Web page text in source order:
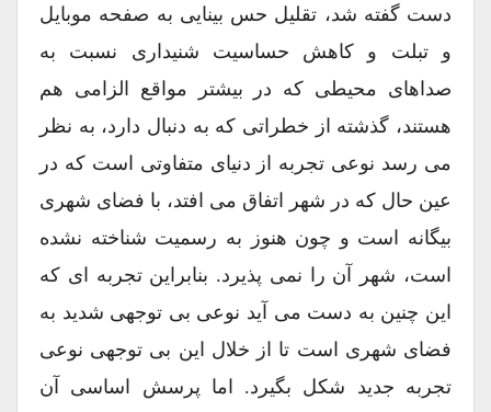
دست گفته شد، تقلیل حس بینایی به صفحه موبایل
و تبلت و کاهش حساسیت شنیداری نسبت به
صداهای محیطی که در بیشتر مواقع الزامی هم
هستند، گذشته از خطراتی که به دنبال دارد، به نظر
می رسد نوعی تجربه از دنیای متفاوتی است که در
عین حال که در شهر اتفاق می افتد، با فضای شهری
بیگانه است و چون هنوز به رسمیت شناخته نشده
است، شهر آن را نمی پذیرد. بنابراین تجربه ای که
این چنین به دست می آید نوعی بی توجهی شدید به
فضای شهری است تا از خلال این بی توجهی نوعی
تجربه جدید شکل بگیرد. اما پرسش اساسی آن